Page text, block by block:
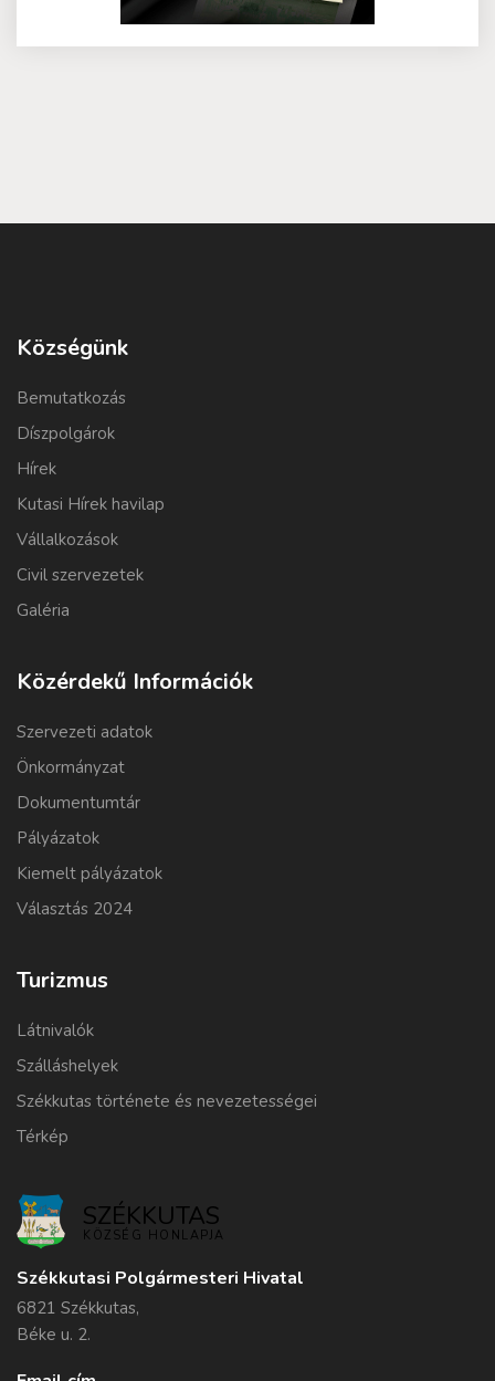
Községünk
Bemutatkozás
Díszpolgárok
Hírek
Kutasi Hírek havilap
Vállalkozások
Civil szervezetek
Galéria
Közérdekű Információk
Szervezeti adatok
Önkormányzat
Dokumentumtár
Pályázatok
Kiemelt pályázatok
Választás 2024
Turizmus
Látnivalók
Szálláshelyek
Székkutas története és nevezetességei
Térkép
SZÉKKUTAS
KÖZSÉG HONLAPJA
Székkutasi Polgármesteri Hivatal
6821 Székkutas,
Béke u. 2.